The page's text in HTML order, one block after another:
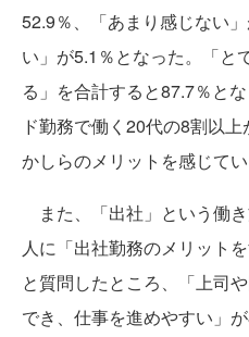
52.9％、「あまり感じない
い」が5.1％となった。「と
る」を合計すると87.7％と
ド勤務で働く20代の8割以
かしらのメリットを感じてい
また、「出社」という働
人に「出社勤務のメリット
と質問したところ、「上司
でき、仕事を進めやすい」